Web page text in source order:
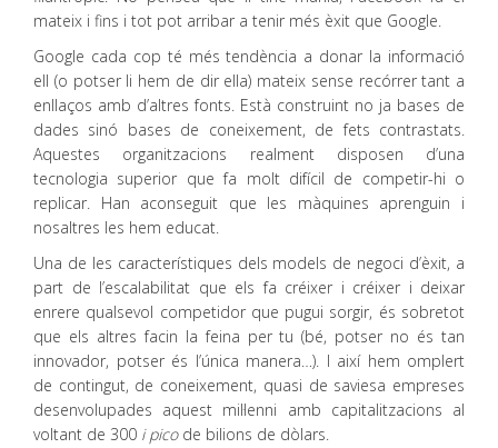
mateix i fins i tot pot arribar a tenir més èxit que Google.
Google cada cop té més tendència a donar la informació
ell (o potser li hem de dir ella) mateix sense recórrer tant a
enllaços amb d’altres fonts. Està construint no ja bases de
dades sinó bases de coneixement, de fets contrastats.
Aquestes organitzacions realment disposen d’una
tecnologia superior que fa molt difícil de competir-hi o
replicar. Han aconseguit que les màquines aprenguin i
nosaltres les hem educat.
Una de les característiques dels models de negoci d’èxit, a
part de l’escalabilitat que els fa créixer i créixer i deixar
enrere qualsevol competidor que pugui sorgir, és sobretot
que els altres facin la feina per tu (bé, potser no és tan
innovador, potser és l’única manera…). I així hem omplert
de contingut, de coneixement, quasi de saviesa empreses
desenvolupades aquest mil·lenni amb capitalitzacions al
voltant de 300 i picode bilions de dòlars.